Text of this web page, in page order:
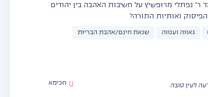
ר' נפתלי מרוּפּשִיץ על חשיבות האהבה בין יהודים
ואותיות התורה?
גאווה וענווה שנאת חינם/אהבת הבריות
חכימא